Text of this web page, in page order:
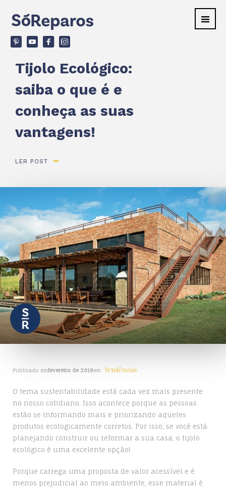
v ù F d
Tijolo Ecológico:
saiba o que é e
conheça as suas
vantagens!
LER POST
Publicado emfevereiro de 2019em Tendências
O tema sustentabilidade está cada vez mais presente
no nosso cotidiano. Isso acontece porque as pessoas
estão se informando mais e priorizando aqueles
produtos ecologicamente corretos. Por isso, se você está
planejando construir ou reformar a sua casa, o tijolo
ecológico é uma excelente opção!
Porque carrega uma proposta de valor acessível e é
menos prejudicial ao meio ambiente, esse material é